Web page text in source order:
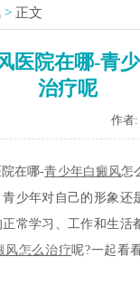
> 正文
医院在哪-青
治疗呢
作者
院在哪-青少年白癜风怎
少年对自己的形象还
常学习、工作和生活
风怎么治疗呢?一起看